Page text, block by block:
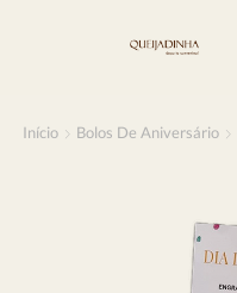
Início Bolos De Aniversário